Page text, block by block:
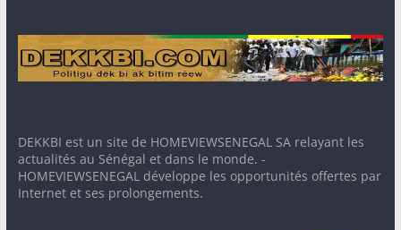
DEKKBI est un site de HOMEVIEWSENEGAL SA relayant les
actualités au Sénégal et dans le monde. -
HOMEVIEWSENEGAL développe les opportunités offertes par
Internet et ses prolongements.